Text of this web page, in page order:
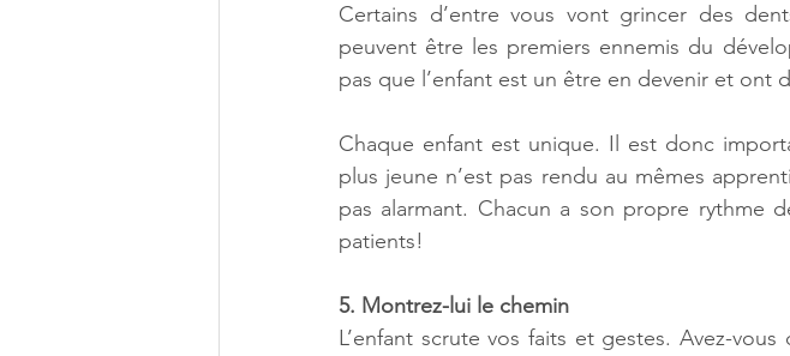
Certains d’entre vous vont grincer des
peuvent être les premiers ennemis du
pas que l’enfant est un être en devenir et ont
Chaque enfant est unique. Il est donc
plus jeune n’est pas rendu au mêmes
pas alarmant. Chacun a son propre rythme
patients!
5. Montrez-lui le chemin
L’enfant scrute vos faits et gestes. Avez-